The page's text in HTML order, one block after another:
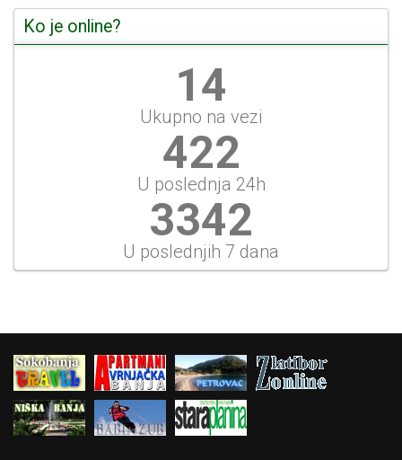
Ko je online?
15
Ukupno na vezi
471
U poslednja 24h
3727
U poslednjih 7 dana